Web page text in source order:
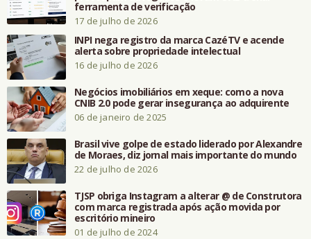
ferramenta de verificação
17 de julho de 2026
INPI nega registro da marca CazéTV e acende
alerta sobre propriedade intelectual
16 de julho de 2026
Negócios imobiliários em xeque: como a nova
CNIB 2.0 pode gerar insegurança ao adquirente
06 de janeiro de 2025
Brasil vive golpe de estado liderado por Alexandre
de Moraes, diz jornal mais importante do mundo
22 de julho de 2026
TJSP obriga Instagram a alterar @ de Construtora
com marca registrada após ação movida por
escritório mineiro
01 de julho de 2024